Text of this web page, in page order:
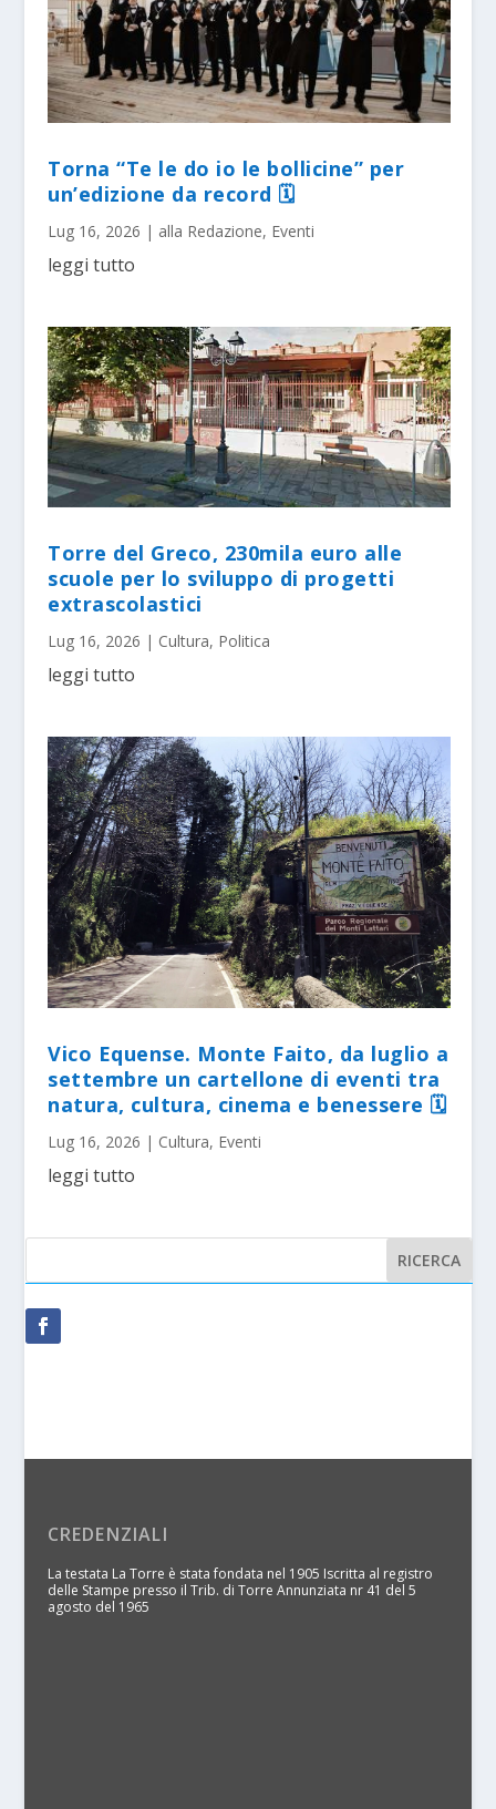
Torna “Te le do io le bollicine” per
un’edizione da record 🗓
Lug 16, 2026 | alla Redazione, Eventi
leggi tutto
Torre del Greco, 230mila euro alle
scuole per lo sviluppo di progetti
extrascolastici
Lug 16, 2026 | Cultura, Politica
leggi tutto
Vico Equense. Monte Faito, da luglio a
settembre un cartellone di eventi tra
natura, cultura, cinema e benessere 🗓
Lug 16, 2026 | Cultura, Eventi
leggi tutto
CREDENZIALI
La testata La Torre è stata fondata nel 1905 Iscritta al registro
delle Stampe presso il Trib. di Torre Annunziata nr 41 del 5
agosto del 1965